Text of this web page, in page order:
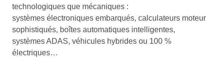
technologiques que mécaniques :
systèmes électroniques embarqués, calculateurs moteur
sophistiqués, boîtes automatiques intelligentes,
systèmes ADAS, véhicules hybrides ou 100 %
électriques…